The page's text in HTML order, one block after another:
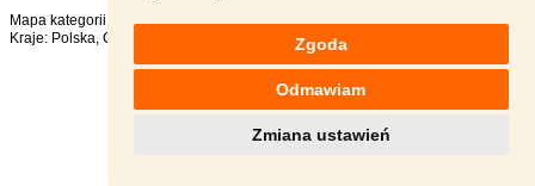
Zgoda
Odmawiam
Zmiana ustawień
Mapa kategorii
Popularne wyszukiwania
Kraje: Polska, Czechy